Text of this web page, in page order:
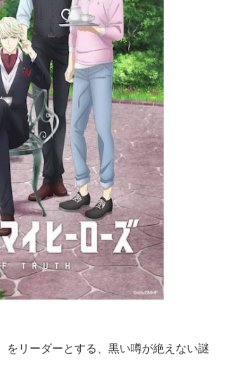
をリーダーとする、黒い噂が絶えない謎